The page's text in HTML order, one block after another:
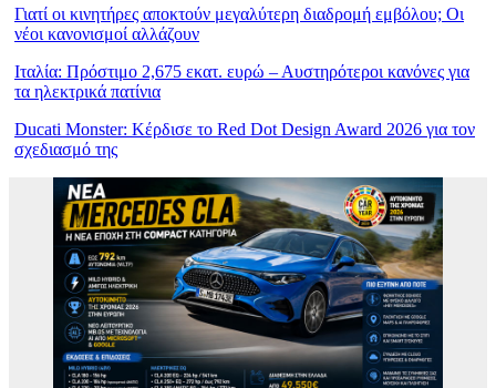
Γιατί οι κινητήρες αποκτούν μεγαλύτερη διαδρομή εμβόλου; Οι
νέοι κανονισμοί αλλάζουν
Ιταλία: Πρόστιμο 2,675 εκατ. ευρώ – Αυστηρότεροι κανόνες για
τα ηλεκτρικά πατίνια
Ducati Monster: Κέρδισε το Red Dot Design Award 2026 για τον
σχεδιασμό της